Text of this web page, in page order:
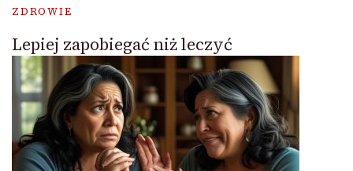
ZDROWIE
Lepiej zapobiegać niż leczyć